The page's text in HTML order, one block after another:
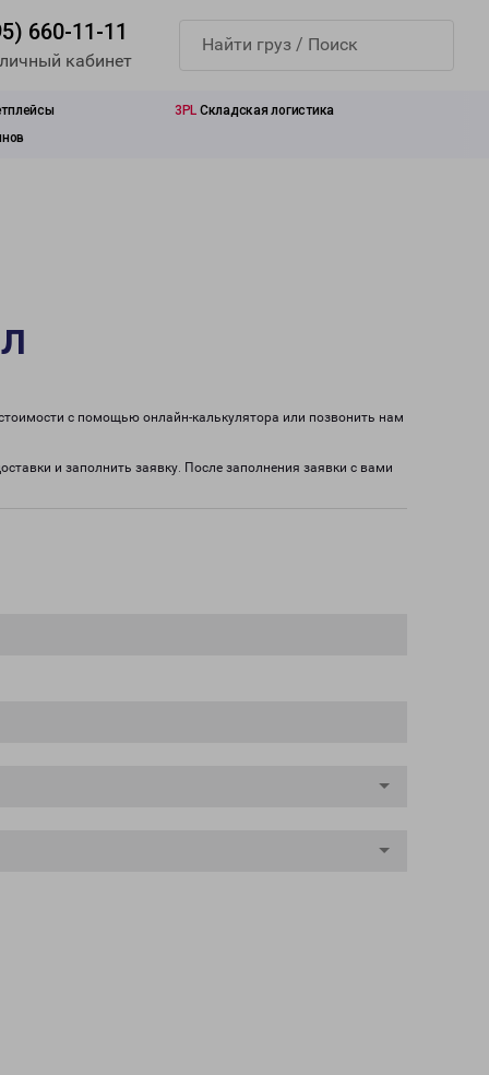
660-11-11
кабинет
3PL Складская логистика
с помощью онлайн-калькулятора или позвонить нам
и заполнить заявку. После заполнения заявки с вами